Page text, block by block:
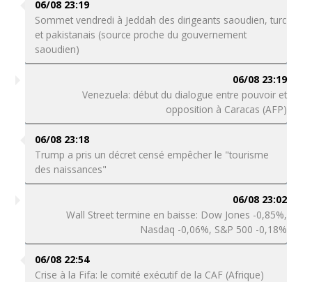
06/08 23:19
Sommet vendredi à Jeddah des dirigeants saoudien, turc
et pakistanais (source proche du gouvernement
saoudien)
06/08 23:19
Venezuela: début du dialogue entre pouvoir et
opposition à Caracas (AFP)
06/08 23:18
Trump a pris un décret censé empêcher le "tourisme
des naissances"
06/08 23:02
Wall Street termine en baisse: Dow Jones -0,85%,
Nasdaq -0,06%, S&P 500 -0,18%
06/08 22:54
Crise à la Fifa: le comité exécutif de la CAF (Afrique)